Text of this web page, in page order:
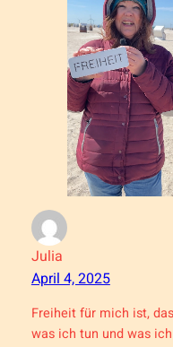
Julia
April 4, 2025
Freiheit für mich ist,
was ich tun und was